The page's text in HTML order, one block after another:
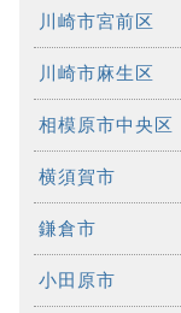
川崎市宮前区
川崎市麻生区
相模原市中央区
横須賀市
鎌倉市
小田原市